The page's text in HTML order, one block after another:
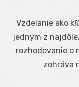
Vzdelanie ako
jedným z
rozhodovanie o
zohráva